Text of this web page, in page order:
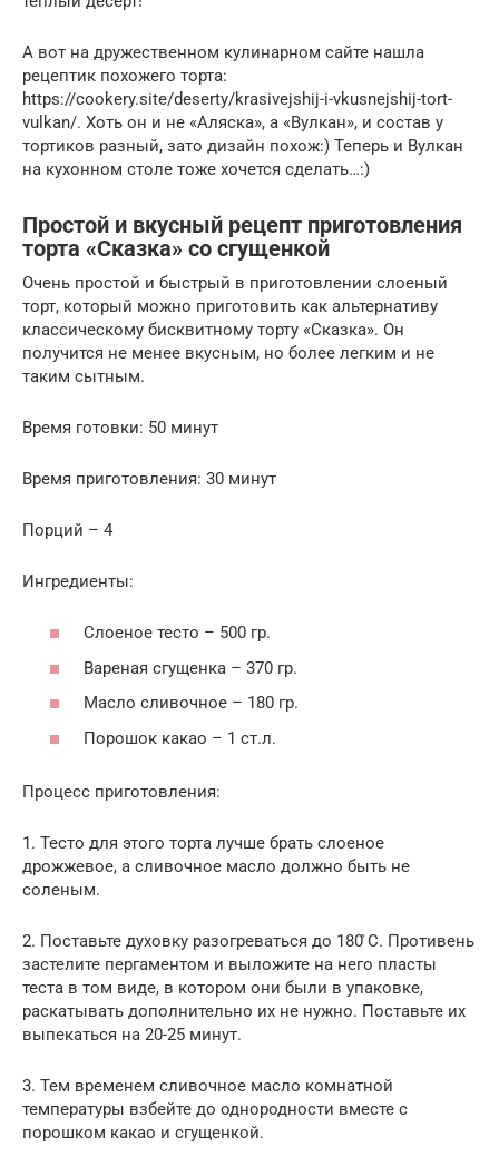
А вот на дружественном кулинарном сайте нашла
рецептик похожего торта:
https://cookery.site/deserty/krasivejshij-i-vkusnejshij-tort-
vulkan/. Хоть он и не «Аляска», а «Вулкан», и состав у
тортиков разный, зато дизайн похож:) Теперь и Вулкан
на кухонном столе тоже хочется сделать…:)
Простой и вкусный рецепт приготовления
торта «Сказка» со сгущенкой
Очень простой и быстрый в приготовлении слоеный
торт, который можно приготовить как альтернативу
классическому бисквитному торту «Сказка». Он
получится не менее вкусным, но более легким и не
таким сытным.
Время готовки: 50 минут
Время приготовления: 30 минут
Порций – 4
Ингредиенты:
Слоеное тесто – 500 гр.
Вареная сгущенка – 370 гр.
Масло сливочное – 180 гр.
Порошок какао – 1 ст.л.
Процесс приготовления:
1. Тесто для этого торта лучше брать слоеное
дрожжевое, а сливочное масло должно быть не
соленым.
2. Поставьте духовку разогреваться до 180 ̊С. Противень
застелите пергаментом и выложите на него пласты
теста в том виде, в котором они были в упаковке,
раскатывать дополнительно их не нужно. Поставьте их
выпекаться на 20-25 минут.
3. Тем временем сливочное масло комнатной
температуры взбейте до однородности вместе с
порошком какао и сгущенкой.